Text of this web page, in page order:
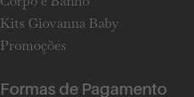
Corpo e Banho
Kits Giovanna Baby
Promoções
Formas de Pagamento